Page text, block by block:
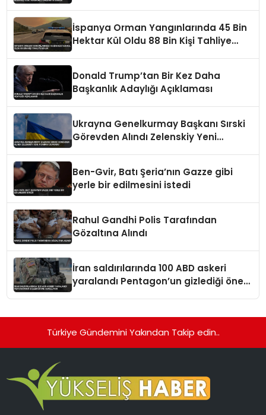
İspanya Orman Yangınlarında 45 Bin
Hektar Kül Oldu 88 Bin Kişi Tahliye
Donald Trump’tan Bir Kez Daha
Başkanlık Adaylığı Açıklaması
Ukrayna Genelkurmay Başkanı Sırski
Görevden Alındı Zelenskiy Yeni
Ben-Gvir, Batı Şeria’nın Gazze gibi
yerle bir edilmesini istedi
Rahul Gandhi Polis Tarafından
Gözaltına Alındı
İran saldırılarında 100 ABD askeri
yaralandı Pentagon’un gizlediği öne
Türkiye Gündemini Yakından Takip edin..